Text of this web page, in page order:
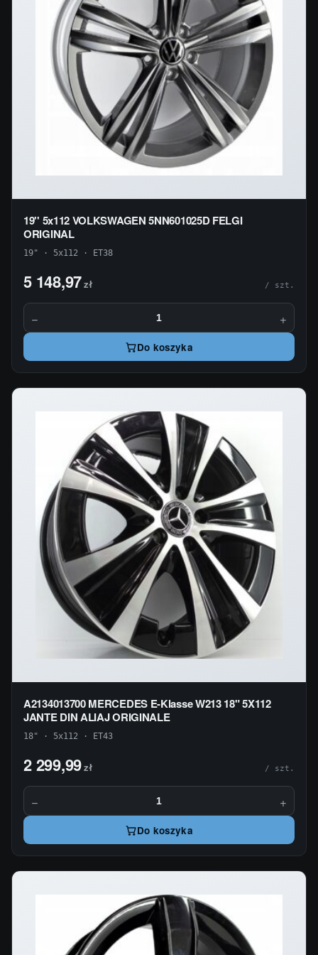
19'' 5x112 VOLKSWAGEN 5NN601025D FELGI
ORIGINAL
19" · 5x112 · ET38
5 148,97zł / szt.
− +
Do koszyka
A2134013700 MERCEDES E-Klasse W213 18" 5X112
JANTE DIN ALIAJ ORIGINALE
18" · 5x112 · ET43
2 299,99zł / szt.
− +
Do koszyka